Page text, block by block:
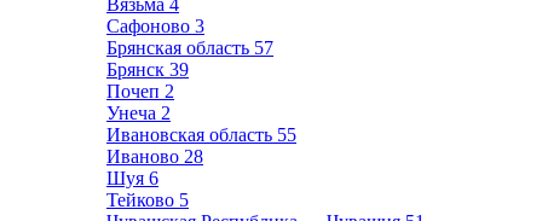
Вязьма 4
Сафоново 3
Брянская область 57
Брянск 39
Почеп 2
Унеча 2
Ивановская область 55
Иваново 28
Шуя 6
Тейково 5